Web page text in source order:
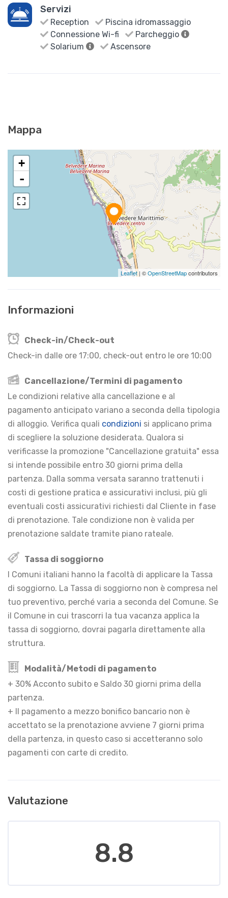
Servizi
Reception
Piscina idromassaggio
Connessione Wi-fi
Parcheggio
Solarium
Ascensore
Mappa
+
-
Leaflet| ©OpenStreetMapcontributors
Informazioni
Check-in/Check-out
Check-in dalle ore 17:00, check-out entro le ore 10:00
Cancellazione/Termini di pagamento
Le condizioni relative alla cancellazione e al
pagamento anticipato variano a seconda della tipologia
di alloggio. Verifica quali condizioni si applicano prima
di scegliere la soluzione desiderata. Qualora si
verificasse la promozione "Cancellazione gratuita" essa
si intende possibile entro 30 giorni prima della
partenza. Dalla somma versata saranno trattenuti i
costi di gestione pratica e assicurativi inclusi, più gli
eventuali costi assicurativi richiesti dal Cliente in fase
di prenotazione. Tale condizione non è valida per
prenotazione saldate tramite piano rateale.
Tassa di soggiorno
I Comuni italiani hanno la facoltà di applicare la Tassa
di soggiorno. La Tassa di soggiorno non è compresa nel
tuo preventivo, perché varia a seconda del Comune. Se
il Comune in cui trascorri la tua vacanza applica la
tassa di soggiorno, dovrai pagarla direttamente alla
struttura.
Modalità/Metodi di pagamento
+ 30% Acconto subito e Saldo 30 giorni prima della
partenza.
+ Il pagamento a mezzo bonifico bancario non è
accettato se la prenotazione avviene 7 giorni prima
della partenza, in questo caso si accetteranno solo
pagamenti con carte di credito.
Valutazione
8.8